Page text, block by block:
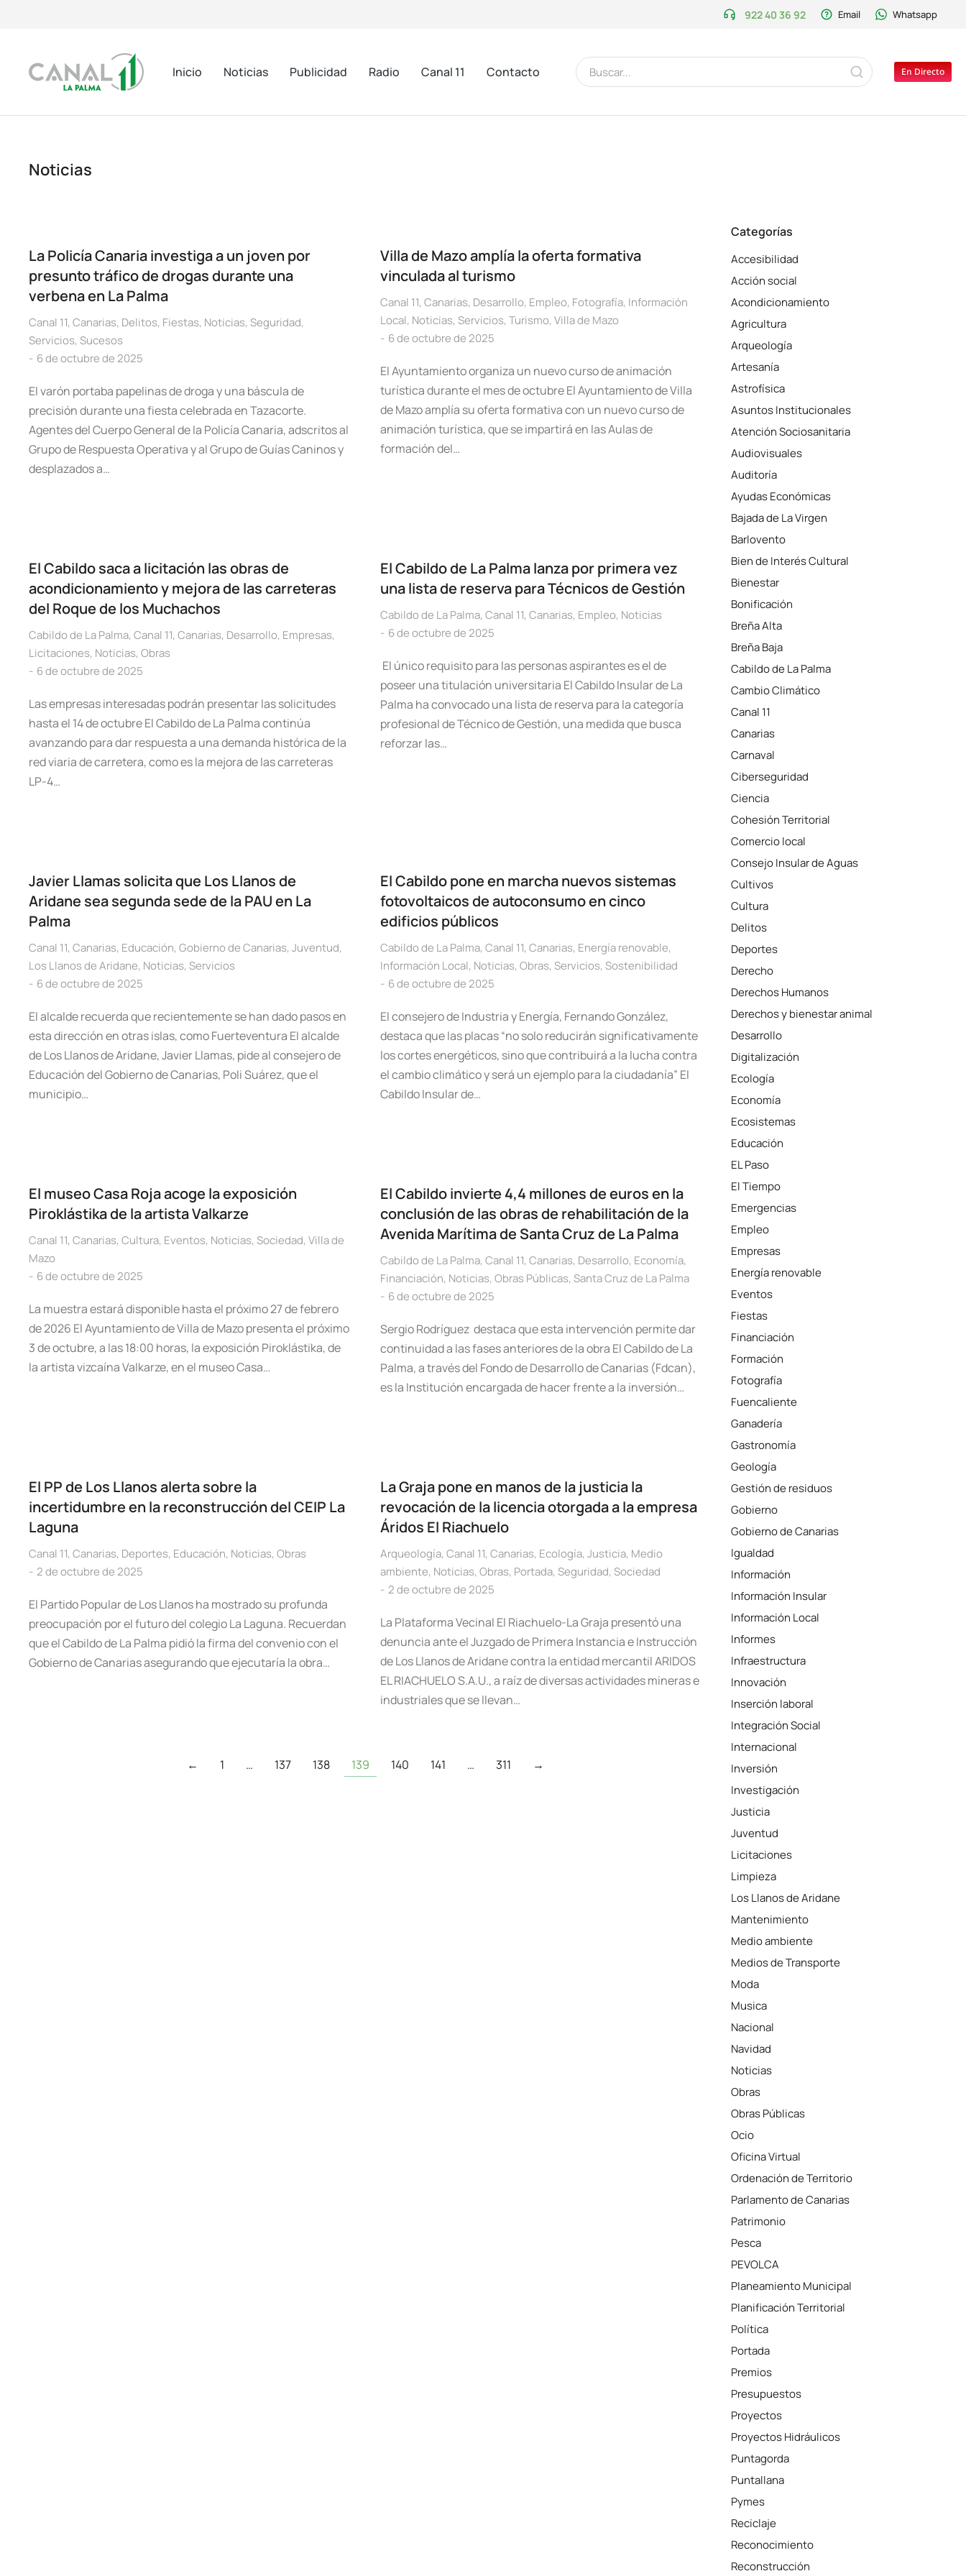
922 40 36 92 Email Whatsapp
Inicio Noticias Publicidad Radio Canal 11 Contacto En Directo
Noticias
La Policía Canaria investiga a un joven por
presunto tráfico de drogas durante una
verbena en La Palma
Canal 11, Canarias, Delitos, Fiestas, Noticias, Seguridad,
Servicios, Sucesos
6 de octubre de 2025
El varón portaba papelinas de droga y una báscula de
precisión durante una fiesta celebrada en Tazacorte.
Agentes del Cuerpo General de la Policía Canaria, adscritos al
Grupo de Respuesta Operativa y al Grupo de Guías Caninos y
desplazados a…
Villa de Mazo amplía la oferta formativa
vinculada al turismo
Canal 11, Canarias, Desarrollo, Empleo, Fotografía, Información
Local, Noticias, Servicios, Turismo, Villa de Mazo
6 de octubre de 2025
El Ayuntamiento organiza un nuevo curso de animación
turística durante el mes de octubre El Ayuntamiento de Villa
de Mazo amplía su oferta formativa con un nuevo curso de
animación turística, que se impartirá en las Aulas de
formación del…
El Cabildo saca a licitación las obras de
acondicionamiento y mejora de las carreteras
del Roque de los Muchachos
Cabildo de La Palma, Canal 11, Canarias, Desarrollo, Empresas,
Licitaciones, Noticias, Obras
6 de octubre de 2025
Las empresas interesadas podrán presentar las solicitudes
hasta el 14 de octubre El Cabildo de La Palma continúa
avanzando para dar respuesta a una demanda histórica de la
red viaria de carretera, como es la mejora de las carreteras
LP-4…
El Cabildo de La Palma lanza por primera vez
una lista de reserva para Técnicos de Gestión
Cabildo de La Palma, Canal 11, Canarias, Empleo, Noticias
6 de octubre de 2025
El único requisito para las personas aspirantes es el de
poseer una titulación universitaria El Cabildo Insular de La
Palma ha convocado una lista de reserva para la categoría
profesional de Técnico de Gestión, una medida que busca
reforzar las…
Javier Llamas solicita que Los Llanos de
Aridane sea segunda sede de la PAU en La
Palma
Canal 11, Canarias, Educación, Gobierno de Canarias, Juventud,
Los Llanos de Aridane, Noticias, Servicios
6 de octubre de 2025
El alcalde recuerda que recientemente se han dado pasos en
esta dirección en otras islas, como Fuerteventura El alcalde
de Los Llanos de Aridane, Javier Llamas, pide al consejero de
Educación del Gobierno de Canarias, Poli Suárez, que el
municipio…
El Cabildo pone en marcha nuevos sistemas
fotovoltaicos de autoconsumo en cinco
edificios públicos
Cabildo de La Palma, Canal 11, Canarias, Energía renovable,
Información Local, Noticias, Obras, Servicios, Sostenibilidad
6 de octubre de 2025
El consejero de Industria y Energía, Fernando González,
destaca que las placas “no solo reducirán significativamente
los cortes energéticos, sino que contribuirá a la lucha contra
el cambio climático y será un ejemplo para la ciudadanía” El
Cabildo Insular de…
El museo Casa Roja acoge la exposición
Piroklástika de la artista Valkarze
Canal 11, Canarias, Cultura, Eventos, Noticias, Sociedad, Villa de
Mazo
6 de octubre de 2025
La muestra estará disponible hasta el próximo 27 de febrero
de 2026 El Ayuntamiento de Villa de Mazo presenta el próximo
3 de octubre, a las 18:00 horas, la exposición Piroklástika, de
la artista vizcaína Valkarze, en el museo Casa…
El Cabildo invierte 4,4 millones de euros en la
conclusión de las obras de rehabilitación de la
Avenida Marítima de Santa Cruz de La Palma
Cabildo de La Palma, Canal 11, Canarias, Desarrollo, Economía,
Financiación, Noticias, Obras Públicas, Santa Cruz de La Palma
6 de octubre de 2025
Sergio Rodríguez destaca que esta intervención permite dar
continuidad a las fases anteriores de la obra El Cabildo de La
Palma, a través del Fondo de Desarrollo de Canarias (Fdcan),
es la Institución encargada de hacer frente a la inversión…
El PP de Los Llanos alerta sobre la
incertidumbre en la reconstrucción del CEIP La
Laguna
Canal 11, Canarias, Deportes, Educación, Noticias, Obras
2 de octubre de 2025
El Partido Popular de Los Llanos ha mostrado su profunda
preocupación por el futuro del colegio La Laguna. Recuerdan
que el Cabildo de La Palma pidió la firma del convenio con el
Gobierno de Canarias asegurando que ejecutaría la obra…
La Graja pone en manos de la justicia la
revocación de la licencia otorgada a la empresa
Áridos El Riachuelo
Arqueología, Canal 11, Canarias, Ecología, Justicia, Medio
ambiente, Noticias, Obras, Portada, Seguridad, Sociedad
2 de octubre de 2025
La Plataforma Vecinal El Riachuelo-La Graja presentó una
denuncia ante el Juzgado de Primera Instancia e Instrucción
de Los Llanos de Aridane contra la entidad mercantil ARIDOS
EL RIACHUELO S.A.U., a raíz de diversas actividades mineras e
industriales que se llevan…
← 1 … 137 138 139 140 141 … 311 →
Categorías
Accesibilidad
Acción social
Acondicionamiento
Agricultura
Arqueología
Artesanía
Astrofísica
Asuntos Institucionales
Atención Sociosanitaria
Audiovisuales
Auditoría
Ayudas Económicas
Bajada de La Virgen
Barlovento
Bien de Interés Cultural
Bienestar
Bonificación
Breña Alta
Breña Baja
Cabildo de La Palma
Cambio Climático
Canal 11
Canarias
Carnaval
Ciberseguridad
Ciencia
Cohesión Territorial
Comercio local
Consejo Insular de Aguas
Cultivos
Cultura
Delitos
Deportes
Derecho
Derechos Humanos
Derechos y bienestar animal
Desarrollo
Digitalización
Ecología
Economía
Ecosistemas
Educación
EL Paso
El Tiempo
Emergencias
Empleo
Empresas
Energía renovable
Eventos
Fiestas
Financiación
Formación
Fotografía
Fuencaliente
Ganadería
Gastronomía
Geología
Gestión de residuos
Gobierno
Gobierno de Canarias
Igualdad
Información
Información Insular
Información Local
Informes
Infraestructura
Innovación
Inserción laboral
Integración Social
Internacional
Inversión
Investigación
Justicia
Juventud
Licitaciones
Limpieza
Los Llanos de Aridane
Mantenimiento
Medio ambiente
Medios de Transporte
Moda
Musica
Nacional
Navidad
Noticias
Obras
Obras Públicas
Ocio
Oficina Virtual
Ordenación de Territorio
Parlamento de Canarias
Patrimonio
Pesca
PEVOLCA
Planeamiento Municipal
Planificación Territorial
Política
Portada
Premios
Presupuestos
Proyectos
Proyectos Hidráulicos
Puntagorda
Puntallana
Pymes
Reciclaje
Reconocimiento
Reconstrucción